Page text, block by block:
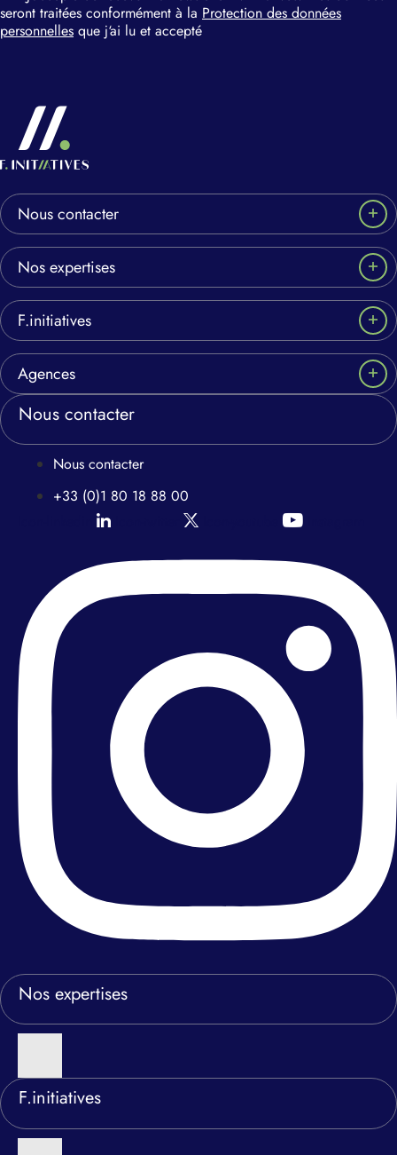
seront traitées conformément à la Protection des données
personnelles que j‘ai lu et accepté
Nous contacter
Nos expertises
F.initiatives
Agences
Nous contacter
Nous contacter
+33 (0)1 80 18 88 00
Nos expertises
F.initiatives